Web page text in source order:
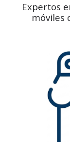
Expertos
móviles